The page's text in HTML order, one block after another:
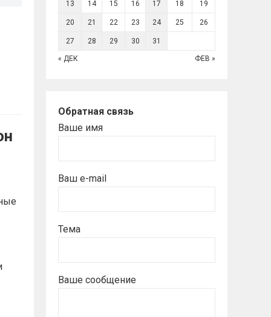
13 14 15 16 17 18 19
20 21 22 23 24 25 26
27 28 29 30 31
« ДЕК ФЕВ »
Обратная связь
Ваше имя
Ваш e-mail
Тема
Ваше сообщение